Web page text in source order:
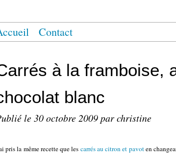
Contact
à la framboise,
blanc
le 30 octobre 2009par christine
pris la même recette que les carrés au citron et pavoten